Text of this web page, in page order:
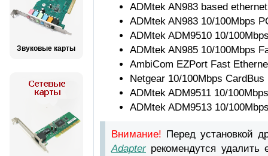
Звуковые карты
ADMtek AN983 based
ADMtek AN983 10/100Mbps
ADMtek ADM9510 10/
ADMtek AN985 10/100Mbps
AmbiCom EZPort Fast
Netgear 10/100Mbps CardBus
ADMtek ADM9511 10/
ADMtek ADM9513 10/
Внимание! Перед установкой
Adapterрекомендутся удалить